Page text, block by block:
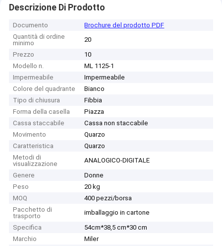
Descrizione Di Prodotto
Documento
Brochure del prodotto PDF
Quantità di ordine
minimo
20
Prezzo
10
Modello n.
ML 1125-1
Impermeabile
Impermeabile
Colore del quadrante
Bianco
Tipo di chiusura
Fibbia
Forma della casella
Piazza
Cassa staccabile
Cassa non staccabile
Movimento
Quarzo
Caratteristica
Quarzo
Metodi di
visualizzazione
ANALOGICO-DIGITALE
Genere
Donne
Peso
20 kg
MOQ
400 pezzi/borsa
Pacchetto di
trasporto
imballaggio in cartone
Specifica
54cm*38,5 cm*30 cm
Marchio
Miler